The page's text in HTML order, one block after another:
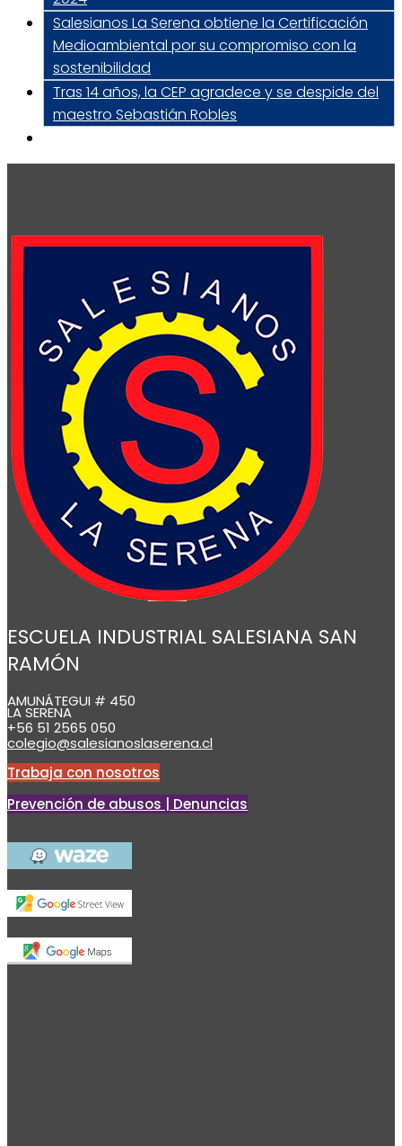
Salesianos La Serena obtiene la Certificación
Medioambiental por su compromiso con la
sostenibilidad
Tras 14 años, la CEP agradece y se despide del
maestro Sebastián Robles
ESCUELA INDUSTRIAL SALESIANA SAN
RAMÓN
AMUNÁTEGUI # 450
LA SERENA
+56 51 2565 050
colegio@salesianoslaserena.cl
Trabaja con nosotros
Prevención de abusos | Denuncias